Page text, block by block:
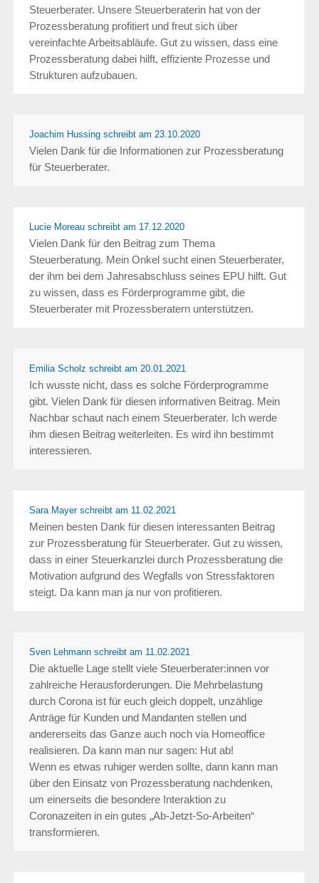
Steuerberater. Unsere Steuerberaterin hat von der
Prozessberatung profitiert und freut sich über
vereinfachte Arbeitsabläufe. Gut zu wissen, dass eine
Prozessberatung dabei hilft, effiziente Prozesse und
Strukturen aufzubauen.
Joachim Hussing schreibt am 23.10.2020
Vielen Dank für die Informationen zur Prozessberatung
für Steuerberater.
Lucie Moreau schreibt am 17.12.2020
Vielen Dank für den Beitrag zum Thema
Steuerberatung. Mein Onkel sucht einen Steuerberater,
der ihm bei dem Jahresabschluss seines EPU hilft. Gut
zu wissen, dass es Förderprogramme gibt, die
Steuerberater mit Prozessberatern unterstützen.
Emilia Scholz schreibt am 20.01.2021
Ich wusste nicht, dass es solche Förderprogramme
gibt. Vielen Dank für diesen informativen Beitrag. Mein
Nachbar schaut nach einem Steuerberater. Ich werde
ihm diesen Beitrag weiterleiten. Es wird ihn bestimmt
interessieren.
Sara Mayer schreibt am 11.02.2021
Meinen besten Dank für diesen interessanten Beitrag
zur Prozessberatung für Steuerberater. Gut zu wissen,
dass in einer Steuerkanzlei durch Prozessberatung die
Motivation aufgrund des Wegfalls von Stressfaktoren
steigt. Da kann man ja nur von profitieren.
Sven Lehmann schreibt am 11.02.2021
Die aktuelle Lage stellt viele Steuerberater:innen vor
zahlreiche Herausforderungen. Die Mehrbelastung
durch Corona ist für euch gleich doppelt, unzählige
Anträge für Kunden und Mandanten stellen und
andererseits das Ganze auch noch via Homeoffice
realisieren. Da kann man nur sagen: Hut ab!
Wenn es etwas ruhiger werden sollte, dann kann man
über den Einsatz von Prozessberatung nachdenken,
um einerseits die besondere Interaktion zu
Coronazeiten in ein gutes „Ab-Jetzt-So-Arbeiten“
transformieren.